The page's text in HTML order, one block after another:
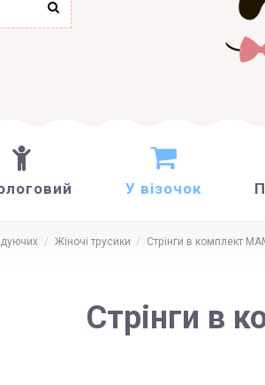
У візочок
Жіночі трусики Стрінги в комплект
Стрінги в